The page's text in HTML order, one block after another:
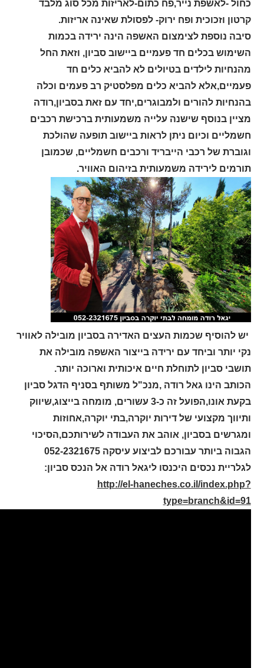
כחול -לאשפת נייר,פח כתום-לאריזות מכל סוג מלבד
קרטון וזכוכית ופח ירוק- לפסולת שאינה אריזות.
סיבה נוספת לצימצום האשפה הינה ירידה בכמות
השימוש בכלים חד פעמיים ביישוב סביון, וזאת החל
מהנחיות לילדים בטיולים לא להביא כלים חד
פעמיים,אלא להביא כלים מפלסטיק רב פעמים וכלה
בהנחיות להורים ולמבוגרים,יחד עם זאת בסביון,רודה
מציין בנוסף שישנה עלייה משמעותית ברכישת רכבים
חשמליים וכיום ניתן לראות ביישוב תופעה שהולכת
וגוברת של רכבי הייבריד ורכבים חשמליים, שכמובן
תורמים לירידה משמעותית בזיהום האוויר.
יש להוסיף שכמות העצים האדירה בסביון מובילה לאוויר
נקי יותר וביחד עם ירידה בייצור האשפה מובילה את
תושבי סביון לתוחלת חיים איכותית וארוכה יותר.
הכותב הינו גאל רודה ,מנכ"ל משותף בסניף הדגל סביון
בקעת אונו,הפועל זה כ-3 עשורים, מומחה בייצוג,שיווק
ותיווך מקצועי של דירות יוקרה,בתי יוקרה,אחוזות
ומגרשים בסביון, אוהב את העבודה לשירותכם,הסיכוי
הגבוה ביותר עבורכם לביצוע עיסקה 052-2321675
לגלריית נכסים היכנסו ליגאל רודה אל הנכס סביון:
http://el-haneches.co.il/index.php?
type=branch&id=91